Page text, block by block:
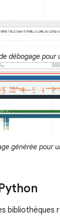
débogage pour
générée pour
bibliothèques